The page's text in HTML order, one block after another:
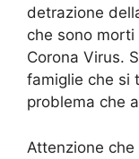
detrazione
che sono
Corona Virus.
famiglie che si
problema che
Attenzione